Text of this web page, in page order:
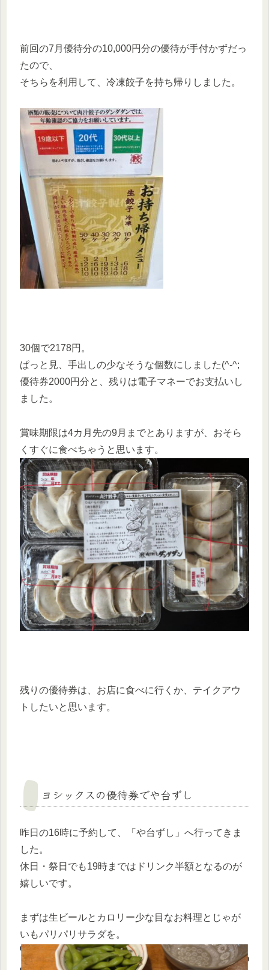
前回の7月優待分の10,000円分の優待が手付かずだっ
たので、
そちらを利用して、冷凍餃子を持ち帰りしました。
30個で2178円。
ぱっと見、手出しの少なそうな個数にしました(^-^;
優待券2000円分と、残りは電子マネーでお支払いし
ました。
賞味期限は4カ月先の9月までとありますが、おそら
くすぐに食べちゃうと思います。
残りの優待券は、お店に食べに行くか、テイクアウ
トしたいと思います。
ヨシックスの優待券でや台ずし
昨日の16時に予約して、「や台ずし」へ行ってきま
した。
休日・祭日でも19時まではドリンク半額となるのが
嬉しいです。
まずは生ビールとカロリー少な目なお料理とじゃが
いもパリパリサラダを。